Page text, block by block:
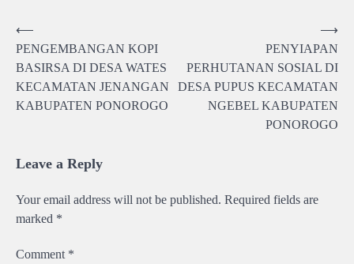
Post
navigation
⟵
PENGEMBANGAN KOPI
BASIRSA DI DESA WATES
KECAMATAN JENANGAN
KABUPATEN PONOROGO
PENYIAPAN
PERHUTANAN SOSIAL DI
DESA PUPUS KECAMATAN
NGEBEL KABUPATEN
PONOROGO
⟶
Leave a Reply
Your email address will not be published. Required fields are
marked *
Comment *